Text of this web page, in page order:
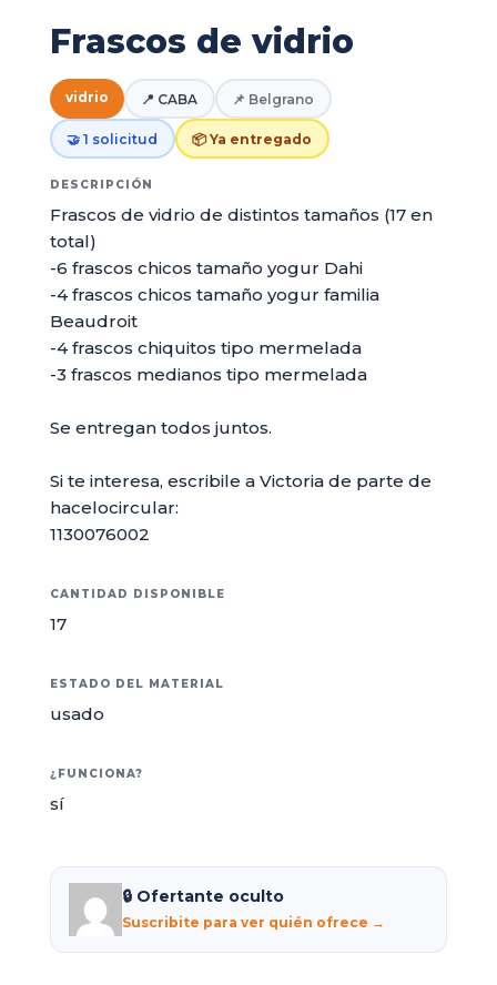
Frascos de vidrio
vidrio 📍 CABA 📌 Belgrano
🤝 1 solicitud 📦 Ya entregado
DESCRIPCIÓN
Frascos de vidrio de distintos tamaños (17 en
total)
-6 frascos chicos tamaño yogur Dahi
-4 frascos chicos tamaño yogur familia
Beaudroit
-4 frascos chiquitos tipo mermelada
-3 frascos medianos tipo mermelada
Se entregan todos juntos.
Si te interesa, escribile a Victoria de parte de
hacelocircular:
1130076002
CANTIDAD DISPONIBLE
17
ESTADO DEL MATERIAL
usado
¿FUNCIONA?
sí
🔒 Ofertante oculto
Suscribite para ver quién ofrece →